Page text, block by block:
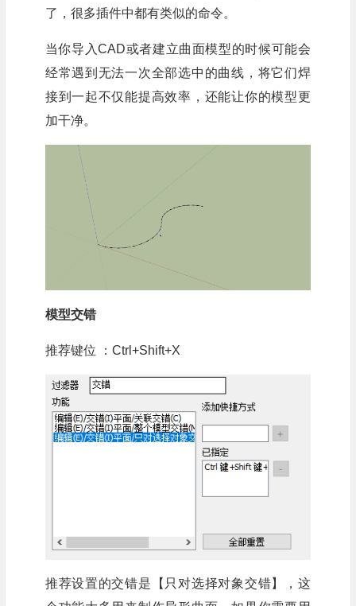
了，很多插件中都有类似的命令。
当你导入CAD或者建立曲面模型的时候可能会
经常遇到无法一次全部选中的曲线，将它们焊
接到一起不仅能提高效率，还能让你的模型更
加干净。
模型交错
推荐键位 ：Ctrl+Shift+X
推荐设置的交错是【只对选择对象交错】，这